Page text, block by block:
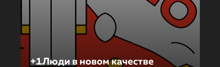
+1Люди в новом качестве